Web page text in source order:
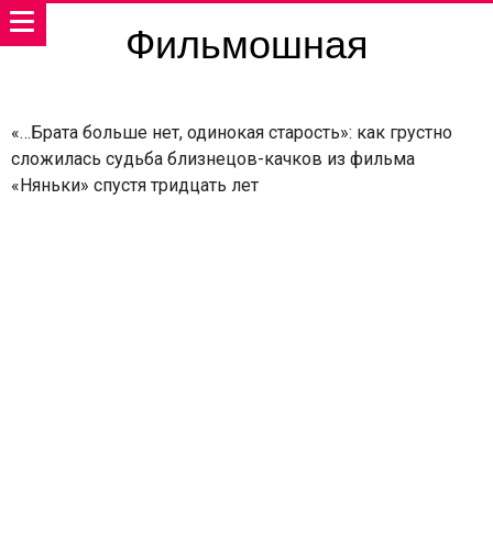
Фильмошная
«…Брата больше нет, одинокая старость»: как грустно
сложилась судьба близнецов-качков из фильма
«Няньки» спустя тридцать лет